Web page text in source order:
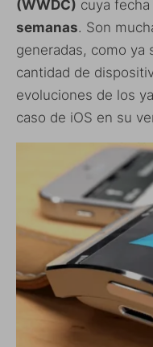
(WWDC) cuya
semanas. Son
generadas, como ya
cantidad de
evoluciones de los
caso de iOS en su